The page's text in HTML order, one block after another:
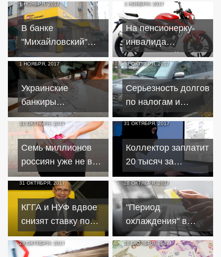
1 НОЯБРЯ, 2017
В банке
"Михайловский"
смягчили условия
реструктуризации
кредитов
1 НОЯБРЯ, 2017
На пенсионерку-
инвалида
неизвестный
повесил кредит на
мотоцикл
1 НОЯБРЯ, 2017
Украинские
банкиры
прогнозируют
оживление рынка
кредитования
31 ОКТЯБРЯ, 2017
Серьезность долгов
по налогам и
кредиту заемщик
осознал лишь
после ареста
автомобиля
31 ОКТЯБРЯ, 2017
Семь миллионов
россиян уже не в
состоянии
оплачивать
кредиты
31 ОКТЯБРЯ, 2017
Коллектор заплатит
20 тысяч за
напоминание о
долге по кредиту
через соцсеть
31 ОКТЯБРЯ, 2017
КГГА и НУФ вдвое
снизят ставку по
кредитам для
киевских
28 ОКТЯБРЯ, 2017
"Период
охлаждения" в
коллективном
страховании
28 ОКТЯБРЯ, 2017 28 ОКТЯБРЯ, 2017